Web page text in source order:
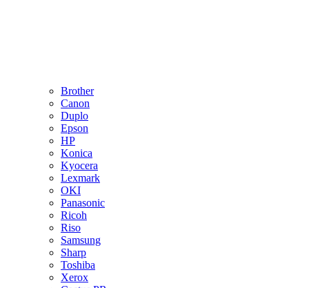
Brother
Canon
Duplo
Epson
HP
Konica
Kyocera
Lexmark
OKI
Panasonic
Ricoh
Riso
Samsung
Sharp
Toshiba
Xerox